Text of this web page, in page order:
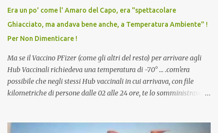
vaccino usato per minacciare i mezzi di sussistenza, il lavoro o la
scuola. Non avevamo mai visto un vaccino che permettesse a un
dodicenne di ignorare il consenso dei genitori. Dopo tutti i vaccini
che abbiamo elencato sopra...
Era un po' come l' Amaro del Capo, era "spettacolare
Ghiacciato, ma andava bene anche, a Temperatura Ambiente" !
Per Non Dimenticare !
Ma se il Vaccino PFizer (come gli altri del resto) per arrivare agli
Hub Vaccinali richiedeva una temperatura di -70° ... .com'era
possibile che negli stessi Hub vaccinali in cui arrivava, con file
kilometriche di persone dalle 02 alle 24 ore, te lo somministravano
Vaccino come: l' Amaro del Capo, era "spettacolare Ghiacciato, ma